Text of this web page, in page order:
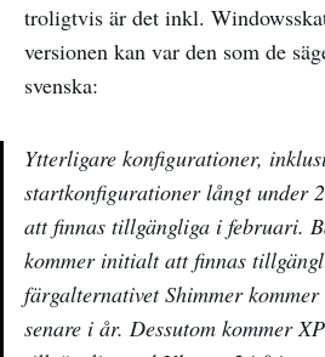
troligtvis är det inkl.
versionen kan var den som de
svenska:
Ytterligare konfigurationer,
startkonfigurationer långt under
att finnas tillgängliga i februari.
kommer initialt att finnas
färgalternativet Shimmer
senare i år. Dessutom kommer